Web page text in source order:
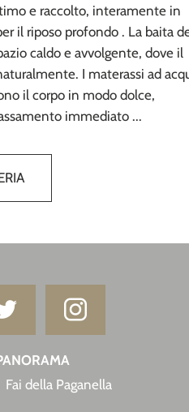
e raccolto, interamente in
il riposo profondo . La baita
caldo e avvolgente, dove il
I materassi ad
il corpo in modo dolce,
immediato ...
Fai della Paganella